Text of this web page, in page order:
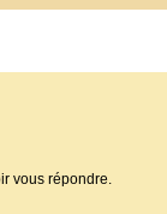
vous répondre.